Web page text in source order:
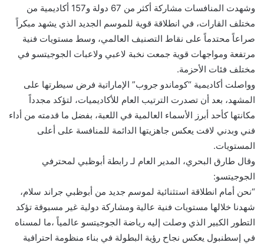
وشهدت المنافسات مشاركة أكثر من 67 دولة و157 أكاديمية من
مختلف القارات، في انطلاقة قوية للموسم الجديد الذي يشهد مبكراً
صراعاً محتدماً على نقاط التصنيف العالمي، وسط مستويات فنية
مرتفعة ومواجهات قوية جمعت نخبة لاعبي ولاعبات الجوجيتسو في
مختلف فئات الأحزمة.
وواصلت أكاديمية “كوماندو جروب” الإماراتية فرض سيطرتها على
المشهد، بعد أن تصدرت الترتيب العام للأكاديميات، لتؤكد مجدداً
مكانتها كأحد أبرز الأسماء العالمية في اللعبة، بفضل ما قدمته من أداء
فني وبدني لافت يعكس جاهزيتها الدائمة للمنافسة على أعلى
المستويات.
وقال طارق البحري، المدير العام لـ رابطة أبوظبي لمحترفي
الجوجيتسو:
“نحن أمام انطلاقة استثنائية لموسم جديد من أبوظبي جراند سلام،
شهدنا خلالها مستويات فنية عالية ومشاركة دولية غير مسبوقة تؤكد
التطور الكبير الذي وصلت إليه رياضة الجوجيتسو عالمياً ،ما لمسناه
في إسطنبول يعكس نجاح رؤية البطولة في بناء منظومة احترافية